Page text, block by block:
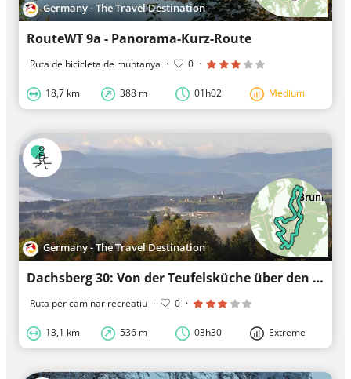
Germany - The Travel Destination
RouteWT 9a - Panorama-Kurz-Route
Ruta de bicicleta de muntanya · 0 ·
18,7 km 388 m 01h02 Medium
Germany - The Travel Destination
Dachsberg 30: Von der Teufelsküche über den Albsteig
Ruta per caminar recreatiu · 0 ·
13,1 km 536 m 03h30 Extreme